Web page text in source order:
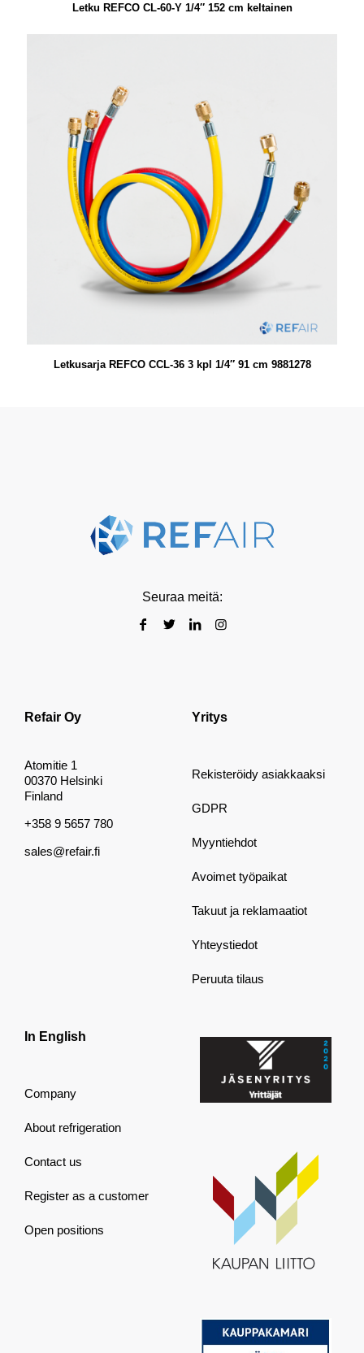
Letku REFCO CL-60-Y 1/4″ 152 cm keltainen
Letkusarja REFCO CCL-36 3 kpl 1/4″ 91 cm 9881278
Seuraa meitä:
Refair Oy
Atomitie 1
00370 Helsinki
Finland
+358 9 5657 780
sales@refair.fi
Yritys
Rekisteröidy asiakkaaksi
GDPR
Myyntiehdot
Avoimet työpaikat
Takuut ja reklamaatiot
Yhteystiedot
Peruuta tilaus
In English
Company
About refrigeration
Contact us
Register as a customer
Open positions